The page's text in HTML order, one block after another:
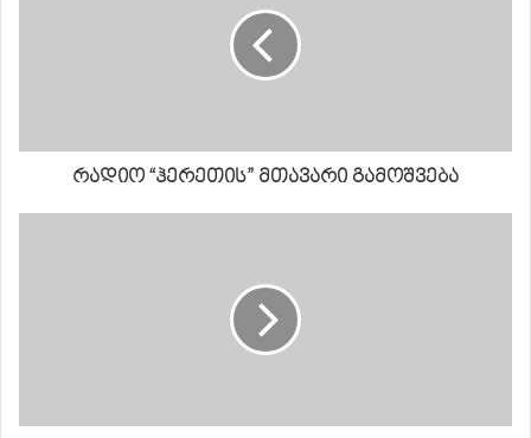
რადიო “ჰერეთის” მთავარი გამოშვება